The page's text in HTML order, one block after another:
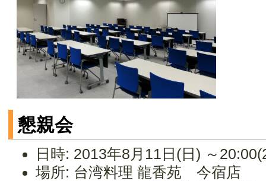
懇親会
日時: 2013年8月11日(日) ～
場所: 台湾料理 龍香苑 今宿店